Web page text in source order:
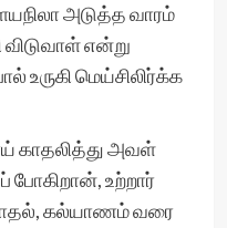
அடுத்த வாரம்
என்று
உருகி மெய்சிலிர்க்க
காதலித்து அவள்
போகிறான், உற்றார்
கல்யாணம் வரை